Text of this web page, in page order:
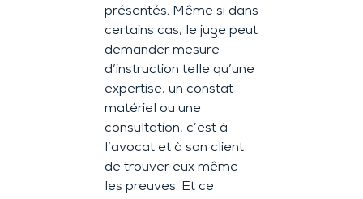
présentés. Même si dans
certains cas, le juge peut
demander mesure
d’instruction telle qu’une
expertise, un constat
matériel ou une
consultation, c’est à
l’avocat et à son client
de trouver eux même
les preuves. Et ce